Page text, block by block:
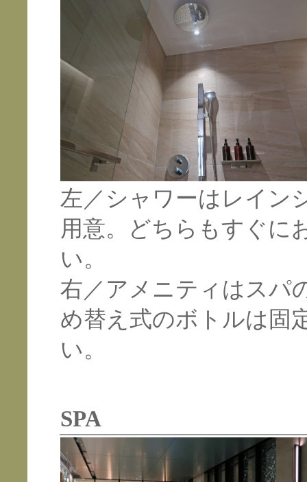
左／シャワーはレイン
用意。どちらもすぐに
い。
右／アメニティはスパ
め替え式のボトルは固
い。
SPA